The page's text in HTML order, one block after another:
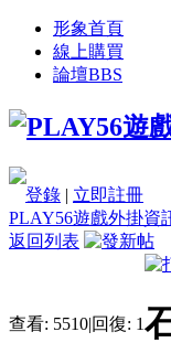
形象首頁
線上購買
論壇BBS
登錄 | 立即註冊
PLAY56遊戲外掛資
返回列表
查看: 5510|回復: 1